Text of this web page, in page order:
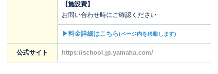
【施設費】
お問い合わせ時にご確認ください
▶料金詳細はこちら(ページ内を移動します)
公式サイト https://school.jp.yamaha.com/